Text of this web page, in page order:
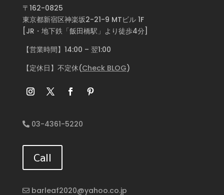
〒162-0825
東京都新宿区神楽坂2-21-9 MTビル 1F
[JR・地下鉄「飯田橋駅」より徒歩4分]
【営業時間】14:00 – 翌1:00
【定休日】不定休(Check BLOG)
03-4361-5220
Call
barleaf2020@yahoo.co.jp